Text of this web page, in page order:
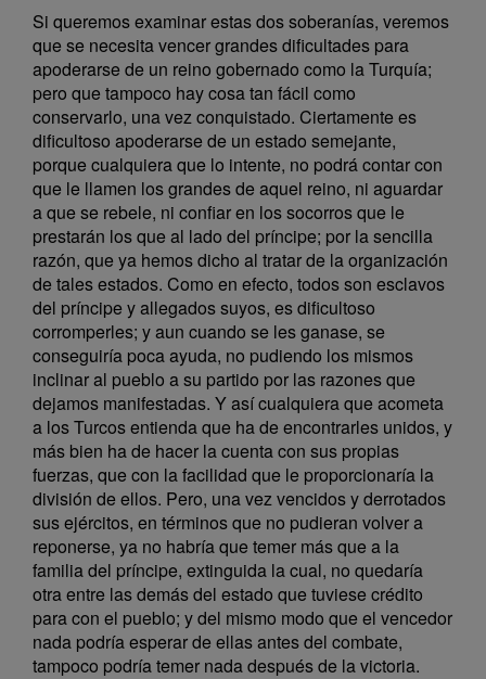
Si queremos examinar estas dos soberanías, veremos
que se necesita vencer grandes dificultades para
apoderarse de un reino gobernado como la Turquía;
pero que tampoco hay cosa tan fácil como
conservarlo, una vez conquistado. Ciertamente es
dificultoso apoderarse de un estado semejante,
porque cualquiera que lo intente, no podrá contar con
que le llamen los grandes de aquel reino, ni aguardar
a que se rebele, ni confiar en los socorros que le
prestarán los que al lado del príncipe; por la sencilla
razón, que ya hemos dicho al tratar de la organización
de tales estados. Como en efecto, todos son esclavos
del príncipe y allegados suyos, es dificultoso
corromperles; y aun cuando se les ganase, se
conseguiría poca ayuda, no pudiendo los mismos
inclinar al pueblo a su partido por las razones que
dejamos manifestadas. Y así cualquiera que acometa
a los Turcos entienda que ha de encontrarles unidos, y
más bien ha de hacer la cuenta con sus propias
fuerzas, que con la facilidad que le proporcionaría la
división de ellos. Pero, una vez vencidos y derrotados
sus ejércitos, en términos que no pudieran volver a
reponerse, ya no habría que temer más que a la
familia del príncipe, extinguida la cual, no quedaría
otra entre las demás del estado que tuviese crédito
para con el pueblo; y del mismo modo que el vencedor
nada podría esperar de ellas antes del combate,
tampoco podría temer nada después de la victoria.